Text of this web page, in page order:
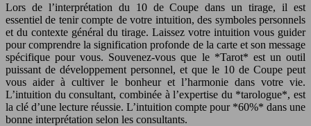
Lors de l’interprétation du 10 de Coupe dans un tirage, il est
essentiel de tenir compte de votre intuition, des symboles personnels
et du contexte général du tirage. Laissez votre intuition vous guider
pour comprendre la signification profonde de la carte et son message
spécifique pour vous. Souvenez-vous que le *Tarot* est un outil
puissant de développement personnel, et que le 10 de Coupe peut
vous aider à cultiver le bonheur et l’harmonie dans votre vie.
L’intuition du consultant, combinée à l’expertise du *tarologue*, est
la clé d’une lecture réussie. L’intuition compte pour *60%* dans une
bonne interprétation selon les consultants.